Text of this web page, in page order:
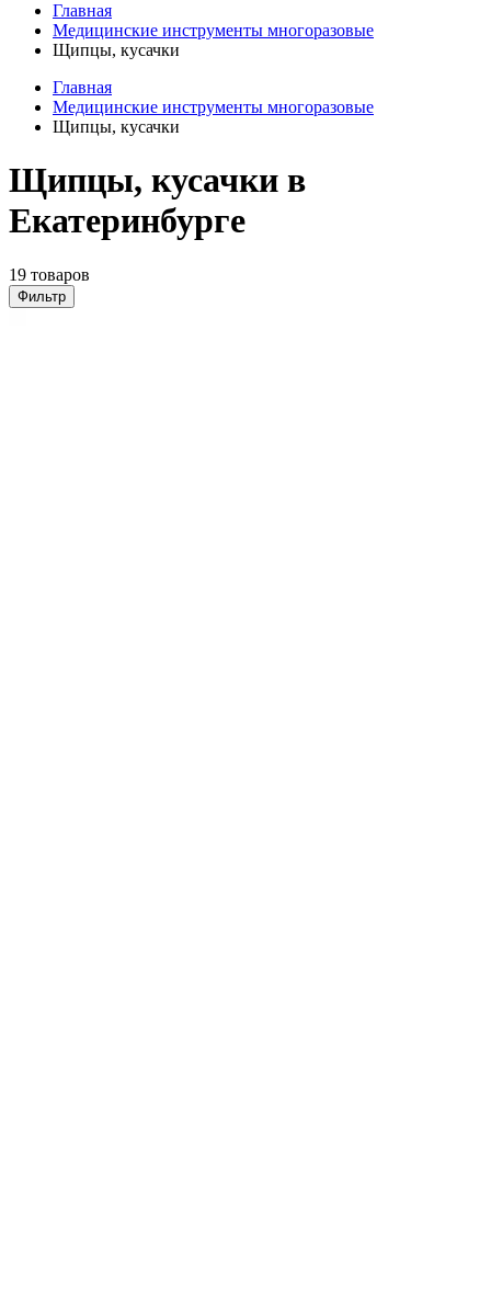
Главная
Медицинские инструменты многоразовые
Щипцы, кусачки
Главная
Медицинские инструменты многоразовые
Щипцы, кусачки
Щипцы, кусачки в
Екатеринбурге
19 товаров
Фильтр